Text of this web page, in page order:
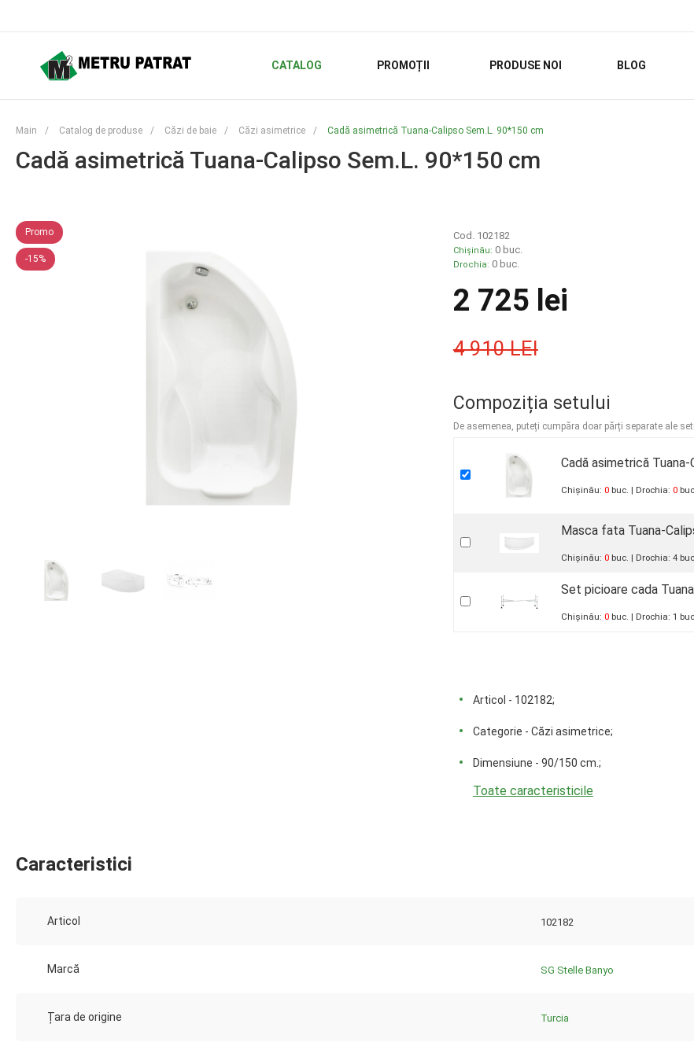
CATALOG PROMOȚII PRODUSE NOI BLOG
Main / Catalog de produse / Căzi de baie / Căzi asimetrice / Cadă asimetrică Tuana-Calipso Sem.L. 90*150 cm
Cadă asimetrică Tuana-Calipso Sem.L. 90*150 cm
Promo
-15%
Cod. 102182
Chișinău: 0 buc.
Drochia: 0 buc.
2 725 lei
4 910 LEI
Compoziția setului
De asemenea, puteți cumpăra doar părți separate ale
Cadă asimetrică
Chișinău: 0buc. Drochia: 0
Masca fata Tuana-
Chișinău: 0buc. Drochia: 4
Set picioare cada
Chișinău: 0buc. Drochia: 1
Articol - 102182;
Categorie - Căzi asimetrice;
Dimensiune - 90/150 cm.;
Toate caracteristicile
Caracteristici
Articol 102182
Marcă SG Stelle Banyo
Țara de origine Turcia